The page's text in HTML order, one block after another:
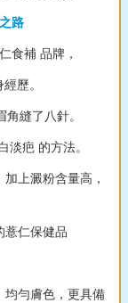
路
食補 品牌，
歷。
縫了八針。
淡疤 的方法。
上澱粉含量高，
薏仁保健品
均勻膚色，更具備